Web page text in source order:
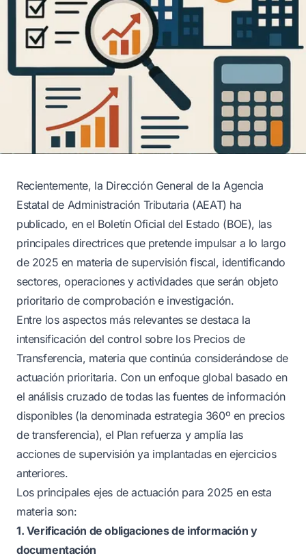
Recientemente, la Dirección General de la Agencia
Estatal de Administración Tributaria (AEAT) ha
publicado, en el Boletín Oficial del Estado (BOE), las
principales directrices que pretende impulsar a lo largo
de 2025 en materia de supervisión fiscal, identificando
sectores, operaciones y actividades que serán objeto
prioritario de comprobación e investigación.
Entre los aspectos más relevantes se destaca la
intensificación del control sobre los Precios de
Transferencia, materia que continúa considerándose de
actuación prioritaria. Con un enfoque global basado en
el análisis cruzado de todas las fuentes de información
disponibles (la denominada estrategia 360º en precios
de transferencia), el Plan refuerza y amplía las
acciones de supervisión ya implantadas en ejercicios
anteriores.
Los principales ejes de actuación para 2025 en esta
materia son:
1. Verificación de obligaciones de información y
documentación